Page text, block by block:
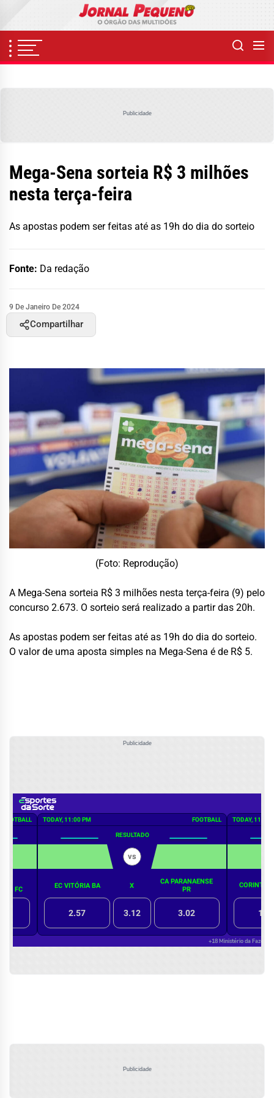
content
Publicidade
Mega-Sena sorteia R$ 3 milhões
nesta terça-feira
As apostas podem ser feitas até as 19h do dia do sorteio
Fonte: Da redação
9 De Janeiro De 2024
Compartilhar
(Foto: Reprodução)
A Mega-Sena sorteia R$ 3 milhões nesta terça-feira (9) pelo
concurso 2.673. O sorteio será realizado a partir das 20h.
As apostas podem ser feitas até as 19h do dia do sorteio.
O valor de uma aposta simples na Mega-Sena é de R$ 5.
Publicidade
Publicidade